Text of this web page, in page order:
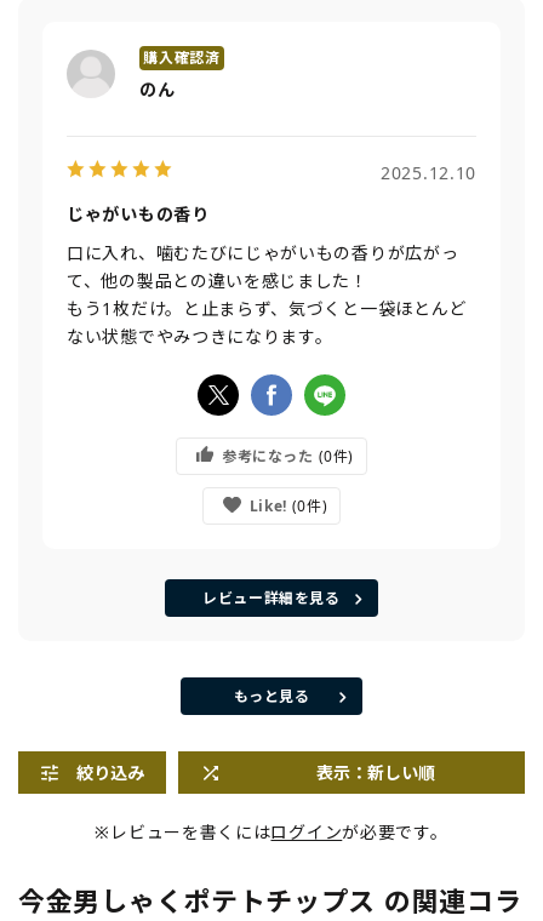
のん
2025.12.10
じゃがいもの香り
口に入れ、噛むたびにじゃがいもの香りが広がっ
て、他の製品との違いを感じました！
もう1枚だけ。と止まらず、気づくと一袋ほとんど
ない状態でやみつきになります。
参考になった 0
Like! 0
レビュー詳細を見る
もっと見る
絞り込み 表示：新しい順
※レビューを書くにはログインが必要です。
今金男しゃくポテトチップス の関連コラ